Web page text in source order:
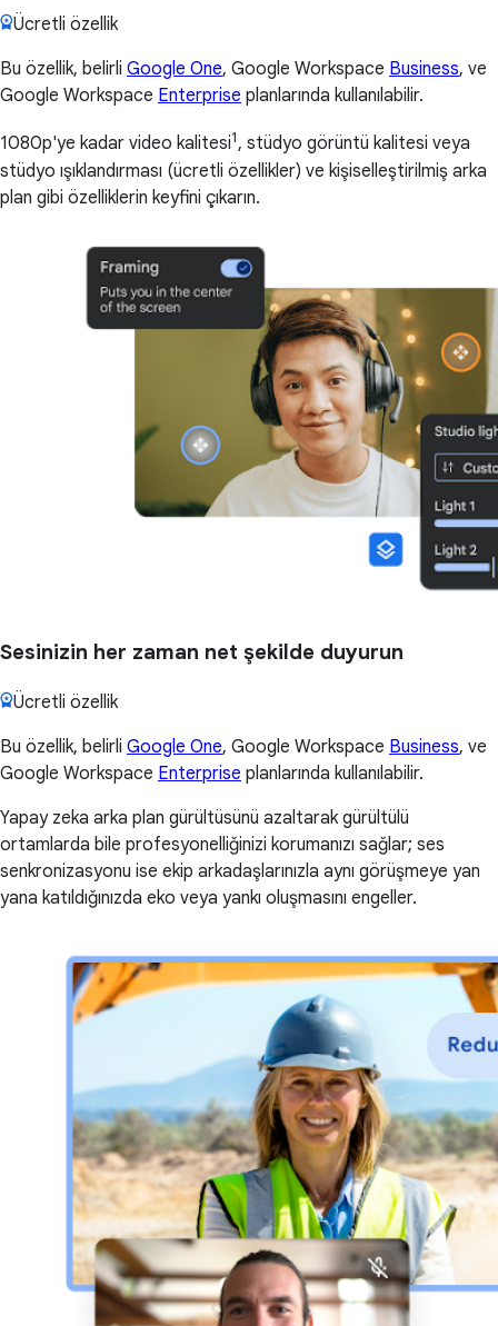
Ücretli özellik
Bu özellik, belirli Google One, Google Workspace Business, ve
Google Workspace Enterprise planlarında kullanılabilir.
1080p'ye kadar video kalitesi1, stüdyo görüntü kalitesi veya
stüdyo ışıklandırması (ücretli özellikler) ve kişiselleştirilmiş arka
plan gibi özelliklerin keyfini çıkarın.
Sesinizin her zaman net şekilde duyurun
Ücretli özellik
Bu özellik, belirli Google One, Google Workspace Business, ve
Google Workspace Enterprise planlarında kullanılabilir.
Yapay zeka arka plan gürültüsünü azaltarak gürültülü
ortamlarda bile profesyonelliğinizi korumanızı sağlar; ses
senkronizasyonu ise ekip arkadaşlarınızla aynı görüşmeye yan
yana katıldığınızda eko veya yankı oluşmasını engeller.